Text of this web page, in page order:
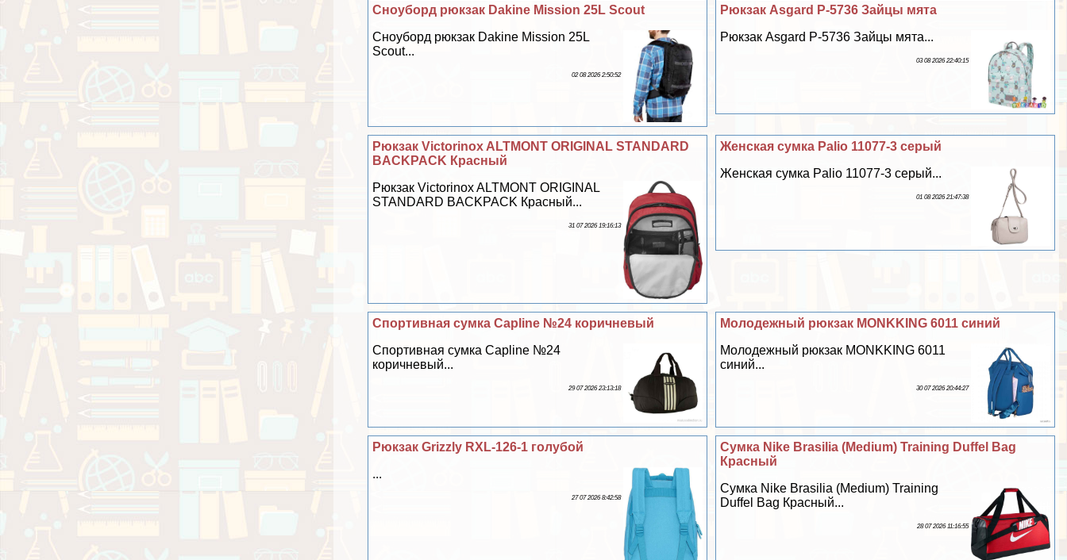
Рюкзак Asgard Р-5736 Зайцы мята
Рюкзак Asgard Р-5736 Зайцы мята...
03 08 2026 22:40:15
Сноуборд рюкзак Dakine Mission 25L Scout
Сноуборд рюкзак Dakine Mission 25L
Scout...
02 08 2026 2:50:52
Женская сумка Palio 11077-3 серый
Женская сумка Palio 11077-3 серый...
01 08 2026 21:47:38
Рюкзак Victorinox ALTMONT ORIGINAL STANDARD
BACKPACK Красный
Рюкзак Victorinox ALTMONT ORIGINAL
STANDARD BACKPACK Красный...
31 07 2026 19:16:13
Молодежный рюкзак MONKKING 6011 синий
Молодежный рюкзак MONKKING 6011
синий...
30 07 2026 20:44:27
Спортивная сумка Capline №24 коричневый
Спортивная сумка Capline №24
коричневый...
29 07 2026 23:13:18
Сумка Nike Brasilia (Medium) Training Duffel Bag
Красный
Сумка Nike Brasilia (Medium) Training
Duffel Bag Красный...
28 07 2026 11:16:55
Рюкзак Grizzly RXL-126-1 гoлyбой
...
27 07 2026 8:42:58